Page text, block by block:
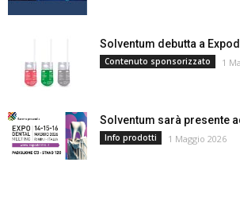
Solventum debutta a
Contenuto sponsorizzato 1
Solventum sarà presente
Info prodotti 1 Maggio 2026